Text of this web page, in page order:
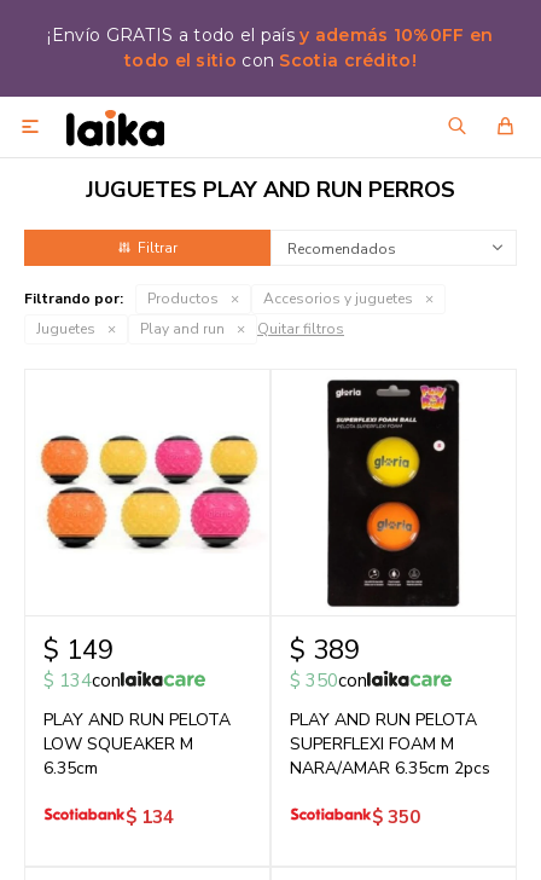
¡Envío GRATIS a todo el paísy además 10%0FF en
todo el sitio con Scotia crédito!

JUGUETES PLAY AND RUN PERROS
Recomendados
Filtrando por: Productos
Accesorios y juguetes
Juguetes
Play and run Quitar filtros
$ 149
$ 134con
PLAY AND RUN PELOTA
LOW SQUEAKER M
6.35cm
$ 134
$ 389
$ 350con
PLAY AND RUN PELOTA
SUPERFLEXI FOAM M
NARA/AMAR 6.35cm 2pcs
$ 350